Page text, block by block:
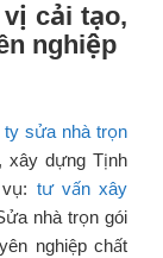
cải tạo,
nghiệp
ty sửa nhà trọn
xây dựng Tịnh
tư vấn xây
nhà trọn gói
nghiệp chất